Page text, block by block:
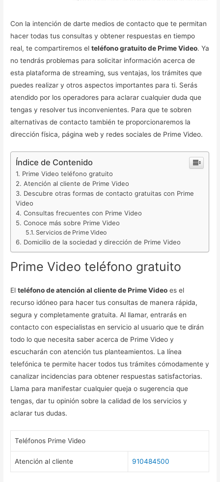
Con la intención de darte medios de contacto que te permitan
hacer todas tus consultas y obtener respuestas en tiempo
real, te compartiremos elteléfono gratuito de Prime Video. Ya
no tendrás problemas para solicitar información acerca de
esta plataforma de streaming, sus ventajas, los trámites que
puedes realizar y otros aspectos importantes para ti. Serás
atendido por los operadores para aclarar cualquier duda que
tengas y resolver tus inconvenientes. Para que te sobren
alternativas de contacto también te proporcionaremos la
dirección física, página web y redes sociales de Prime Video.
Índice de Contenido
Prime Video teléfono gratuito
Atención al cliente de Prime Video
Descubre otras formas de contacto gratuitas con Prime
Video
Consultas frecuentes con Prime Video
Conoce más sobre Prime Video
Servicios de Prime Video
Domicilio de la sociedad y dirección de Prime Video
Prime Video teléfono gratuito
Elteléfono de atención al cliente de Prime Video es el
recurso idóneo para hacer tus consultas de manera rápida,
segura y completamente gratuita. Al llamar, entrarás en
contacto con especialistas en servicio al usuario que te dirán
todo lo que necesita saber acerca de Prime Video y
escucharán con atención tus planteamientos. La línea
telefónica te permite hacer todos tus trámites cómodamente y
canalizar incidencias para obtener respuestas satisfactorias.
Llama para manifestar cualquier queja o sugerencia que
tengas, dar tu opinión sobre la calidad de los servicios y
aclarar tus dudas.
Teléfonos Prime Video
Atención al cliente 910484500